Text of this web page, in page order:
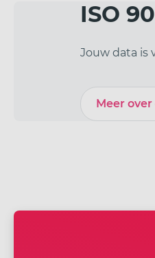
ISO
Jouw data is
Meer